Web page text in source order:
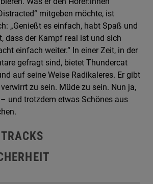
mitgeben möchte, ist
„Genießt es einfach, habt Spaß und
dass der Kampf real ist und sich
einfach weiter.“ In einer Zeit, in der
gefragt sind, bietet Thundercat
auf seine Weise Radikaleres. Er gibt
zu sein. Müde zu sein. Nun ja,
und trotzdem etwas Schönes aus
TRACKS